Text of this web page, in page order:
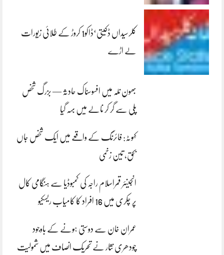
کلرسیداں ڈکیتی‘ڈاکو1 کروڑ کے طلائی زیورات
لے اڑے
بھون نلہ میں افسوسناک حادثہ — بزرگ شخص
پلی سے گر کر نالے میں بہہ گیا
کہوٹہ: فائرنگ کے واقعے میں ایک شخص جاں
بحق، تین زخمی
انجینئر قمراسلام راجہ کی کمبوڈیا سے ہنگامی کال
پر چکری میں 16 افراد کا کامیاب ریسکیو
عمران خان سے دوستی ہونے کے باوجود
چودھری نثار نے تحریک انصاف میں شمولیت